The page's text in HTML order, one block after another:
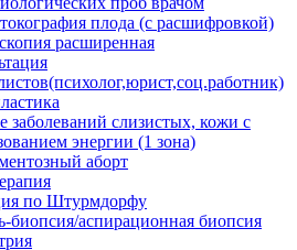
плода (с расшифровкой)
расширенная
заболеваний слизистых, кожи с
энергии (1 зона)
аборт
по Штурмдорфу
биопсия/аспирационная биопсия